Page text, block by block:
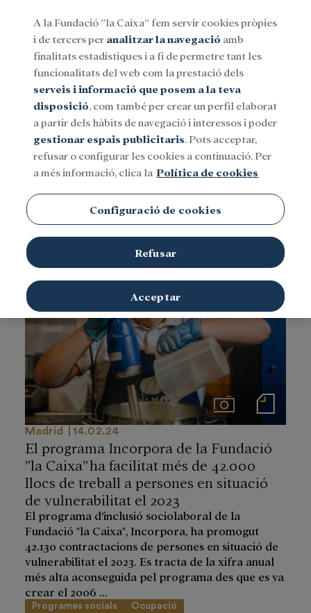
Menu
SocialInvestigació i bequesCultura
Ocupació
ImágenesNotas de prensa
Madrid 14.02.24
El programa Incorpora de la Fundació
”la Caixa”ha facilitat més de 42.000
llocs de treball a persones en situació
de vulnerabilitat el 2023
El programa d’inclusió sociolaboral de la
Fundació "la Caixa", Incorpora, ha promogut
42.130 contractacions de persones en situació de
vulnerabilitat el 2023. Es tracta de la xifra anual
més alta aconseguida pel programa des que es va
crear el 2006 ...
Programes socials Ocupació
A la Fundació ”la Caixa” fem servir cookies pròpies
i de tercers per analitzar la navegació amb
finalitats estadístiques i a fi de permetre tant les
funcionalitats del web com la prestació dels
serveis i informació que posem a la teva
disposició, com també per crear un perfil elaborat
a partir dels hàbits de navegació i interessos i poder
gestionar espais publicitaris. Pots acceptar,
refusar o configurar les cookies a continuació. Per
a més informació, clica la Política de cookies
Configuració de cookies
Refusar
Acceptar